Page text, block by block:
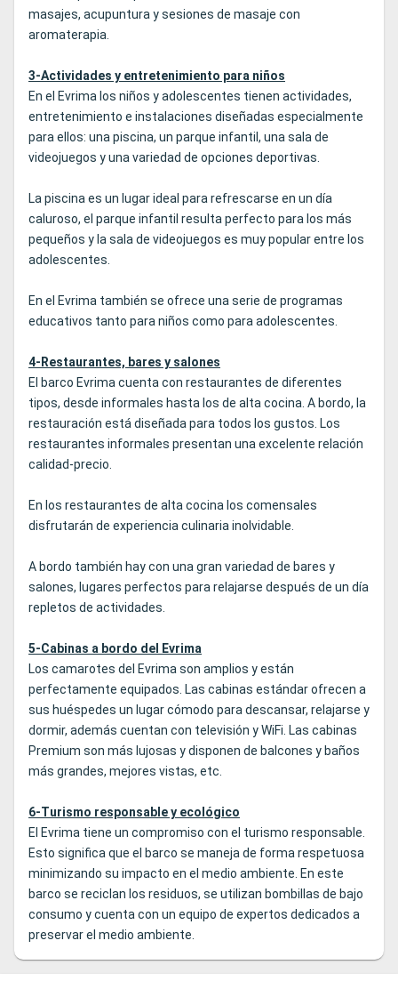
masajes, acupuntura y sesiones de masaje con
aromaterapia.
3-Actividades y entretenimiento para niños
En el Evrima los niños y adolescentes tienen actividades,
entretenimiento e instalaciones diseñadas especialmente
para ellos: una piscina, un parque infantil, una sala de
videojuegos y una variedad de opciones deportivas.
La piscina es un lugar ideal para refrescarse en un día
caluroso, el parque infantil resulta perfecto para los más
pequeños y la sala de videojuegos es muy popular entre los
adolescentes.
En el Evrima también se ofrece una serie de programas
educativos tanto para niños como para adolescentes.
4-Restaurantes, bares y salones
El barco Evrima cuenta con restaurantes de diferentes
tipos, desde informales hasta los de alta cocina. A bordo, la
restauración está diseñada para todos los gustos. Los
restaurantes informales presentan una excelente relación
calidad-precio.
En los restaurantes de alta cocina los comensales
disfrutarán de experiencia culinaria inolvidable.
A bordo también hay con una gran variedad de bares y
salones, lugares perfectos para relajarse después de un día
repletos de actividades.
5-Cabinas a bordo del Evrima
Los camarotes del Evrima son amplios y están
perfectamente equipados. Las cabinas estándar ofrecen a
sus huéspedes un lugar cómodo para descansar, relajarse y
dormir, además cuentan con televisión y WiFi. Las cabinas
Premium son más lujosas y disponen de balcones y baños
más grandes, mejores vistas, etc.
6-Turismo responsable y ecológico
El Evrima tiene un compromiso con el turismo responsable.
Esto significa que el barco se maneja de forma respetuosa
minimizando su impacto en el medio ambiente. En este
barco se reciclan los residuos, se utilizan bombillas de bajo
consumo y cuenta con un equipo de expertos dedicados a
preservar el medio ambiente.